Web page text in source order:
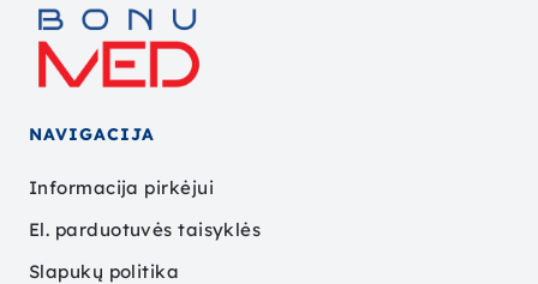
NAVIGACIJA
Informacija pirkėjui
El. parduotuvės taisyklės
Slapukų politika